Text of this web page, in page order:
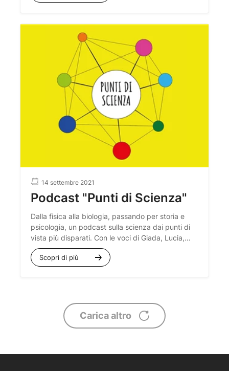
stanze d’ospedale in veri e propri laboratori per i
piccoli pazienti.
14 settembre 2021
Podcast "Punti di Scienza"
Dalla fisica alla biologia, passando per storia e
psicologia, un podcast sulla scienza dai punti di
vista più disparati. Con le voci di Giada, Lucia,
Claudia, Chiara, Jacopo, Matteo, Davide e Andrea
di WeScience
Scopri di più
Carica altro